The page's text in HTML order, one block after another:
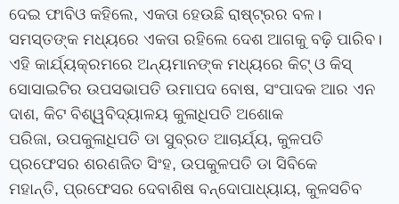
ଦେଇ ଫାବିଓ କହିଲେ, ଏକତା ହେଉଛି ରାଷ୍ଟ୍ରର ବଳ।
ସମସ୍ତଙ୍କ ମଧ୍ୟରେ ଏକତା ରହିଲେ ଦେଶ ଆଗକୁ ବଢ଼ି ପାରିବ।
ଏହି କାର୍ଯ୍ୟକ୍ରମରେ ଅନ୍ୟମାନଙ୍କ ମଧ୍ୟରେ କିଟ୍ ଓ କିସ୍
ସୋସାଇଟିର ଉପସଭାପତି ଉମାପଦ ବୋଷ, ସଂପାଦକ ଆର ଏନ
ଦାଶ, କିଟ ବିଶ୍ୱବିଦ୍ୟାଳୟ କୁଳାଧିପତି ଅଶୋକ
ପରିଜା, ଉପକୁଳାଧିପତି ଡା ସୁବ୍ରତ ଆଚାର୍ଯ୍ୟ, କୁଳପତି
ପ୍ରଫେସର ଶରଣଜିତ ସିଂହ, ଉପକୁଳପତି ଡା ସିବିକେ
ମହାନ୍ତି, ପ୍ରଫେସର ଦେବାଶିଷ ବନ୍ଦୋପାଧ୍ୟାୟ, କୁଳସଚିବ